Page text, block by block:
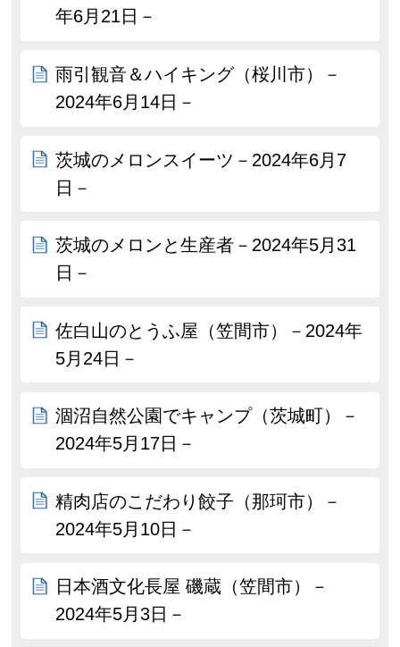
年6月21日－
雨引観音＆ハイキング（桜川市）－
2024年6月14日－
茨城のメロンスイーツ－2024年6月7
日－
茨城のメロンと生産者－2024年5月31
日－
佐白山のとうふ屋（笠間市）－2024年
5月24日－
涸沼自然公園でキャンプ（茨城町）－
2024年5月17日－
精肉店のこだわり餃子（那珂市）－
2024年5月10日－
日本酒文化長屋 磯蔵（笠間市）－
2024年5月3日－